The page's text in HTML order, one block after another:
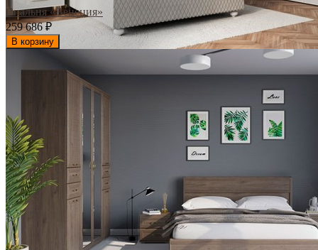
Спальня «Венеция»
259 686₽
В корзину